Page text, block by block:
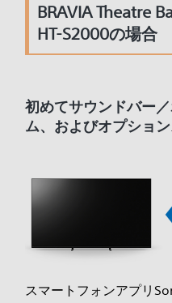
BRAVIA Theatre
HT-S2000の場合
初めてサウンドバー
ム、およびオプショ
スマートフォンアプリ